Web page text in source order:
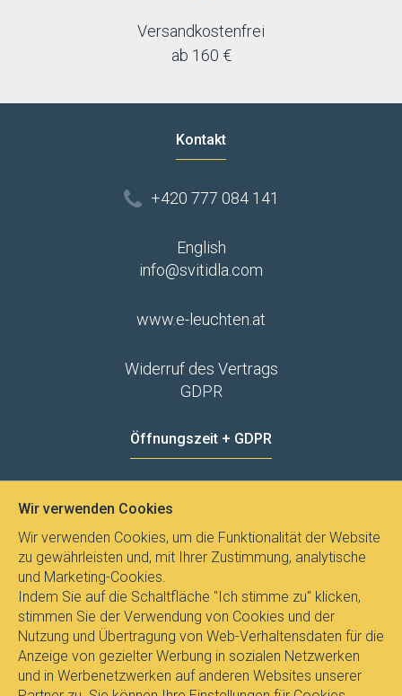
Versandkostenfrei
ab 160 €
Kontakt
+420 777 084 141
English
info@svitidla.com
www.e-leuchten.at
Widerruf des Vertrags
GDPR
Öffnungszeit + GDPR
Wir verwenden Cookies
Wir verwenden Cookies, um die Funktionalität der Website
zu gewährleisten und, mit Ihrer Zustimmung, analytische
und Marketing-Cookies.
Indem Sie auf die Schaltfläche "Ich stimme zu" klicken,
stimmen Sie der Verwendung von Cookies und der
Nutzung und Übertragung von Web-Verhaltensdaten für die
Anzeige von gezielter Werbung in sozialen Netzwerken
und in Werbenetzwerken auf anderen Websites unserer